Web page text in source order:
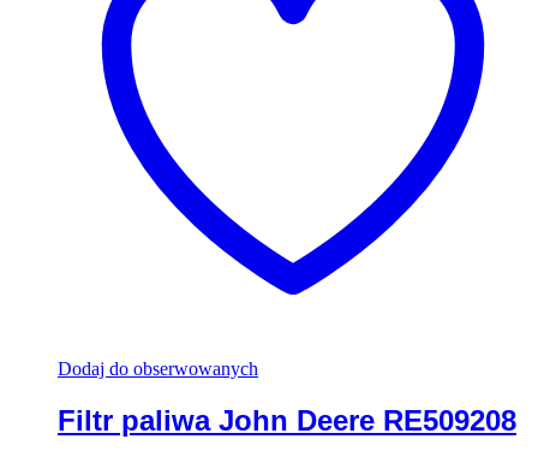
Dodaj do obserwowanych
Filtr paliwa John Deere RE509208